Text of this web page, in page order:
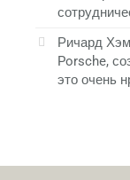
Ричард
Porsche,
это очень